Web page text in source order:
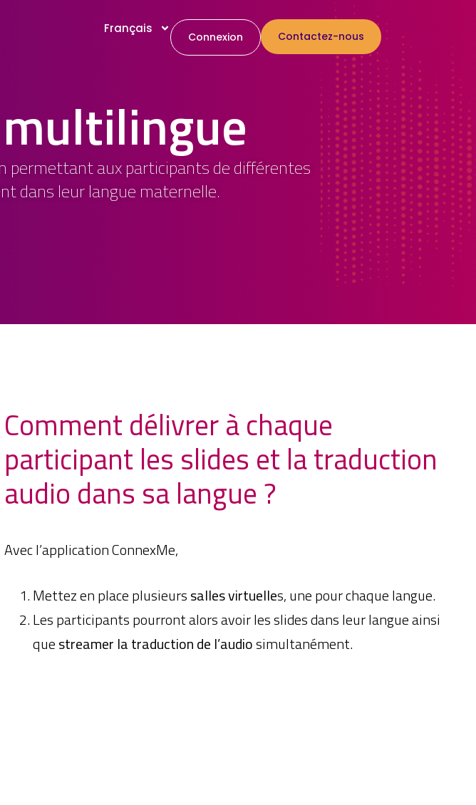
Français
Connexion Contactez-nous
permettant aux participants de différentes
dans leur langue maternelle.
Comment délivrer à chaque
participant les slides et la traduction
audio dans sa langue ?
Avec l’application ConnexMe,
Mettez en place plusieurssalles virtuelles, une pour chaque langue.
Les participants pourront alors avoir les slides dans leur langue ainsi
questreamer la traduction de l’audiosimultanément.